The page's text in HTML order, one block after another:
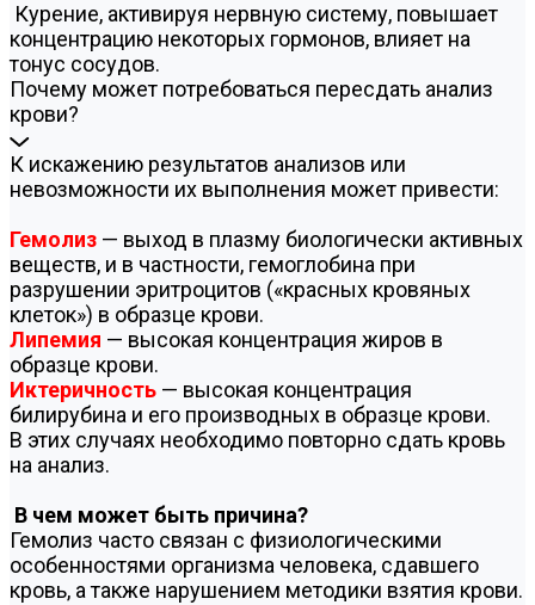
Курение, активируя нервную систему, повышает
концентрацию некоторых гормонов, влияет на
тонус сосудов.
Почему может потребоваться пересдать анализ
крови?
К искажению результатов анализов или
невозможности их выполнения может привести:
Гемолиз — выход в плазму биологически активных
веществ, и в частности, гемоглобина при
разрушении эритроцитов («красных кровяных
клеток») в образце крови.
Липемия — высокая концентрация жиров в
образце крови.
Иктеричность — высокая концентрация
билирубина и его производных в образце крови.
В этих случаях необходимо повторно сдать кровь
на анализ.
В чем может быть причина?
Гемолиз часто связан с физиологическими
особенностями организма человека, сдавшего
кровь, а также нарушением методики взятия крови.